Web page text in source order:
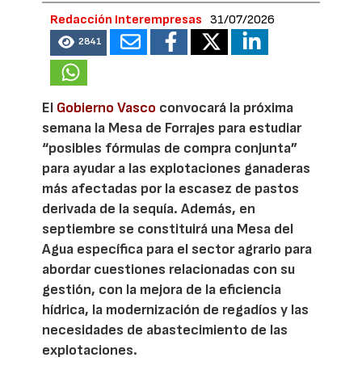
Redacción Interempresas 31/07/2026
2841
El Gobierno Vasco convocará la próxima
semana la Mesa de Forrajes para estudiar
“posibles fórmulas de compra conjunta”
para ayudar a las explotaciones ganaderas
más afectadas por la escasez de pastos
derivada de la sequía. Además, en
septiembre se constituirá una Mesa del
Agua específica para el sector agrario para
abordar cuestiones relacionadas con su
gestión, con la mejora de la eficiencia
hídrica, la modernización de regadíos y las
necesidades de abastecimiento de las
explotaciones.